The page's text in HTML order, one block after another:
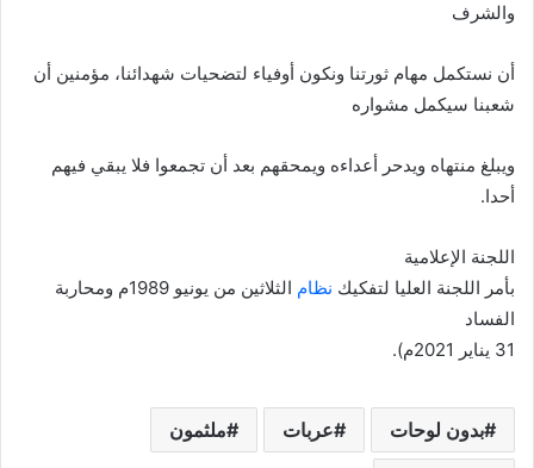
والشرف
أن نستكمل مهام ثورتنا ونكون أوفياء لتضحيات شهدائنا، مؤمنين أن
شعبنا سيكمل مشواره
ويبلغ منتهاه ويدحر أعداءه ويمحقهم بعد أن تجمعوا فلا يبقي فيهم
أحدا.
اللجنة الإعلامية
بأمر اللجنة العليا لتفكيك نظام
الثلاثين من يونيو 1989م ومحاربة
الفساد
31 يناير 2021م).
بدون لوحات عربات ملثمون